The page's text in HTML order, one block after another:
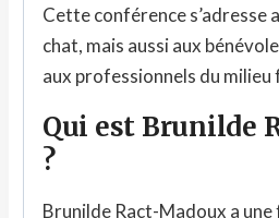
Cette conférence s’adresse
chat, mais aussi aux
aux professionnels du milieu
Qui est Brunilde
?
Brunilde Ract-Madoux a